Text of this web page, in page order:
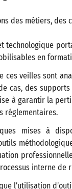
des métiers, des
technologique
en
ces veilles sont
cas, des
à garantir la
réglementaires.
mises à
interne de
l’utilisation